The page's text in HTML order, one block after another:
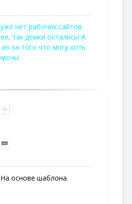
нет рабочих сайтов
так демки остались! А
за того что могу хоть
основе шаблона